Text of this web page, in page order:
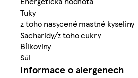
Tuky
z toho nasycené mastné kyseliny
Sacharidy/z toho cukry
Bílkoviny
Sůl
Informace o alergenech